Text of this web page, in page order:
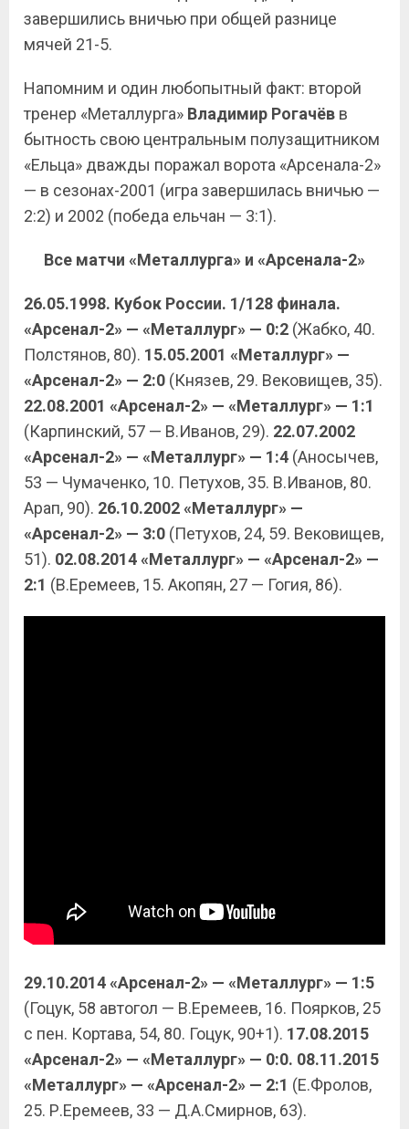
завершились вничью при общей разнице
мячей 21-5.
Напомним и один любопытный факт: второй
тренер «Металлурга» Владимир Рогачёв в
бытность свою центральным полузащитником
«Ельца» дважды поражал ворота «Арсенала-2»
— в сезонах-2001 (игра завершилась вничью —
2:2) и 2002 (победа ельчан — 3:1).
Все матчи «Металлурга» и «Арсенала-2»
26.05.1998. Кубок России. 1/128 финала.
«Арсенал-2» — «Металлург» — 0:2 (Жабко, 40.
Полстянов, 80). 15.05.2001 «Металлург» —
«Арсенал-2» — 2:0 (Князев, 29. Вековищев, 35).
22.08.2001 «Арсенал-2» — «Металлург» — 1:1
(Карпинский, 57 — В.Иванов, 29). 22.07.2002
«Арсенал-2» — «Металлург» — 1:4 (Аносычев,
53 — Чумаченко, 10. Петухов, 35. В.Иванов, 80.
Арап, 90). 26.10.2002 «Металлург» —
«Арсенал-2» — 3:0 (Петухов, 24, 59. Вековищев,
51). 02.08.2014 «Металлург» — «Арсенал-2» —
2:1 (В.Еремеев, 15. Акопян, 27 — Гогия, 86).
29.10.2014 «Арсенал-2» — «Металлург» — 1:5
(Гоцук, 58 автогол — В.Еремеев, 16. Поярков, 25
с пен. Кортава, 54, 80. Гоцук, 90+1). 17.08.2015
«Арсенал-2» — «Металлург» — 0:0. 08.11.2015
«Металлург» — «Арсенал-2» — 2:1 (Е.Фролов,
25. Р.Еремеев, 33 — Д.А.Смирнов, 63).